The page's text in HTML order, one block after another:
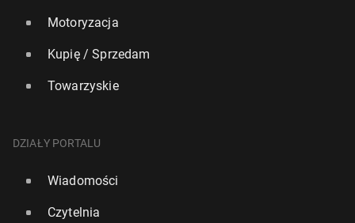
Motoryzacja
Kupię / Sprzedam
Towarzyskie
DZIAŁY PORTALU
Wiadomości
Czytelnia